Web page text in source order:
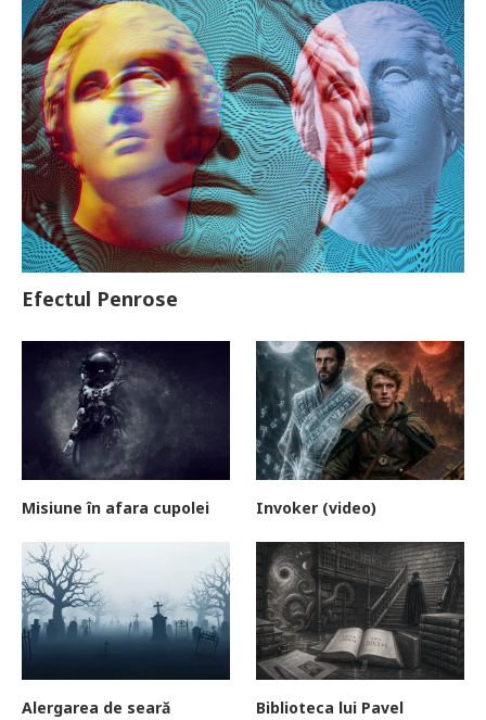
Efectul Penrose
Misiune în afara cupolei Invoker (video)
Alergarea de seară Biblioteca lui Pavel